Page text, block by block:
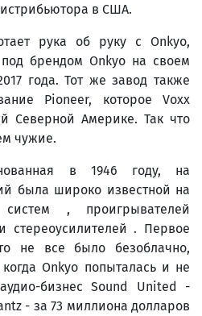
в США.
рука об руку с Onkyo,
брендом Onkyo на своем
года. Тот же завод также
Pioneer, которое Voxx
Северной Америке. Так что
чужие.
в 1946 году, на
была широко известной на
систем , проигрывателей
стереоусилителей . Первое
не все было безоблачно,
Onkyo попыталась и не
бизнес Sound United -
- за 73 миллиона долларов